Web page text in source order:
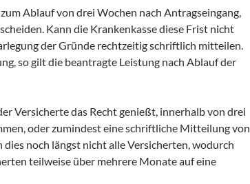
Ablauf von drei Wochen nach Antragseingang,
Kann die Krankenkasse diese Frist nicht
der Gründe rechtzeitig schriftlich mitteilen.
so gilt die beantragte Leistung nach Ablauf der
Versicherte das Recht genießt, innerhalb von drei
oder zumindest eine schriftliche Mitteilung von
noch längst nicht alle Versicherten, wodurch
teilweise über mehrere Monate auf eine